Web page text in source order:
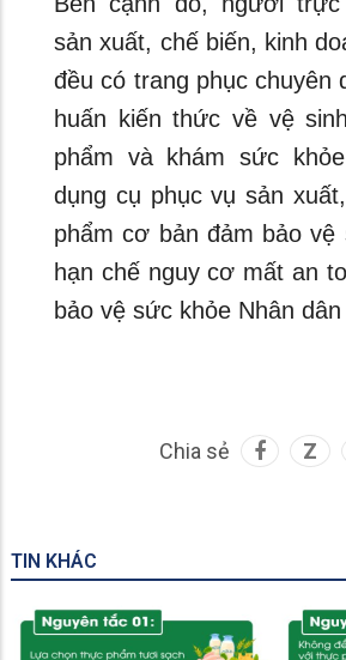
sản xuất, chế biến, kinh
đều có trang phục chuyên
huấn kiến thức về vệ
phẩm và khám sức
dụng cụ phục vụ sản
phẩm cơ bản đảm bảo vệ
hạn chế nguy cơ mất an
bảo vệ sức khỏe Nhân
Chia sẻ Z
TIN KHÁC